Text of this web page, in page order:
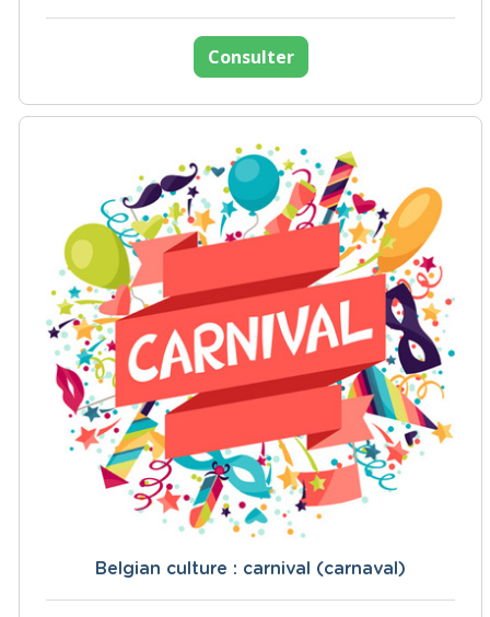
Consulter
Belgian culture : carnival (carnaval)